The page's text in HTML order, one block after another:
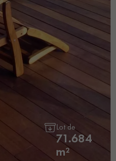
Lot de
71.684
m²